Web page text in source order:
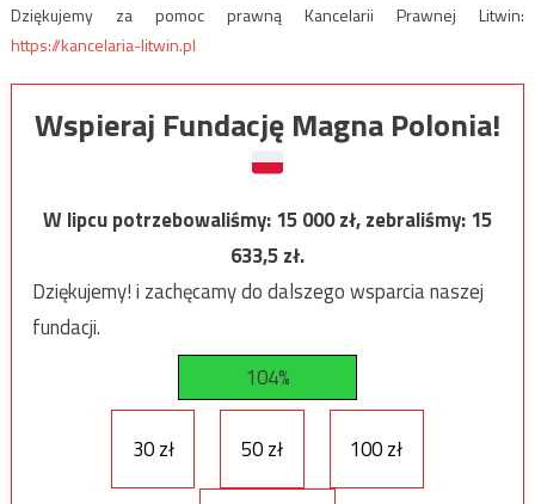
Dziękujemy za pomoc prawną Kancelarii Prawnej Litwin:
https://kancelaria-litwin.pl
Wspieraj Fundację Magna Polonia!
W lipcu potrzebowaliśmy:15 000zł, zebraliśmy:15
633,5zł.
Dziękujemy! i zachęcamy do dalszego wsparcia naszej
fundacji.
104%
30 zł 50 zł 100 zł